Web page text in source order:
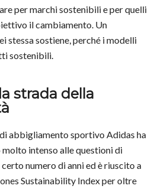
per marchi sostenibili e per quelli
il cambiamento. Un
stessa sostiene, perché i modelli
sostenibili.
strada della
abbigliamento sportivo Adidas ha
intenso alle questioni di
numero di anni ed è riuscito a
Sustainability Index per oltre